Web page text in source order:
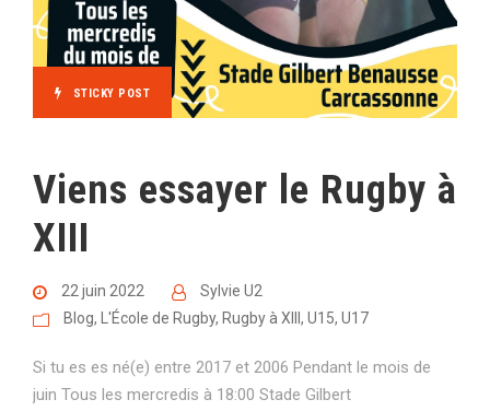
STICKY POST
Viens essayer le Rugby à
XIII
22 juin 2022
Sylvie U2
Blog, L'École de Rugby, Rugby à XIII , U15, U17
Si tu es es né(e) entre 2017 et 2006 Pendant le mois de
juin Tous les mercredis à 18:00 Stade Gilbert